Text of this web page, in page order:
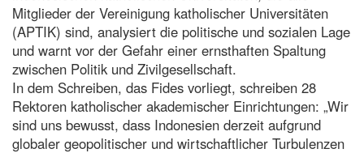
Mitglieder der Vereinigung katholischer Universitäten
(APTIK) sind, analysiert die politische und sozialen Lage
und warnt vor der Gefahr einer ernsthaften Spaltung
zwischen Politik und Zivilgesellschaft.
In dem Schreiben, das Fides vorliegt, schreiben 28
Rektoren katholischer akademischer Einrichtungen: „Wir
sind uns bewusst, dass Indonesien derzeit aufgrund
globaler geopolitischer und wirtschaftlicher Turbulenzen